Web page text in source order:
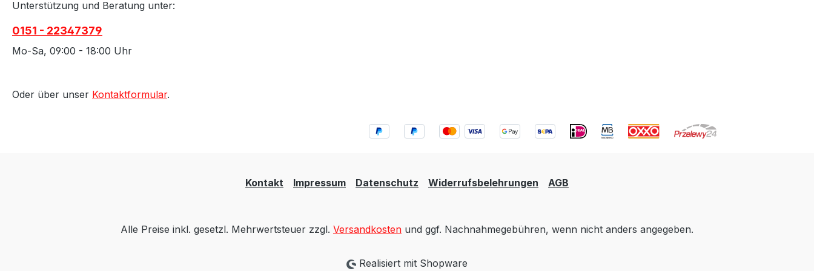
Unterstützung und Beratung unter:
0151 - 22347379
Mo-Sa, 09:00 - 18:00 Uhr
Oder über unser Kontaktformular.
Kontakt Impressum Datenschutz Widerrufsbelehrungen AGB
Alle Preise inkl. gesetzl. Mehrwertsteuer zzgl. Versandkosten und ggf. Nachnahmegebühren, wenn nicht anders angegeben.
Realisiert mit Shopware